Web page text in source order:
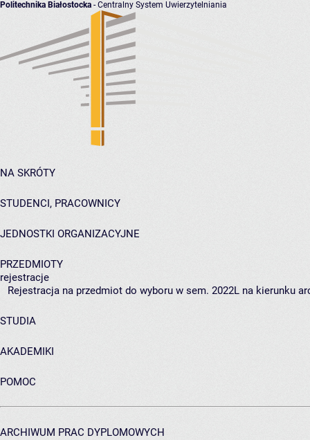
Politechnika Białostocka - Centralny System Uwierzytelniania
NA SKRÓTY
STUDENCI, PRACOWNICY
JEDNOSTKI ORGANIZACYJNE
PRZEDMIOTY
rejestracje
Rejestracja na przedmiot do wyboru w sem. 2022L na kierunku
STUDIA
AKADEMIKI
POMOC
ARCHIWUM PRAC DYPLOMOWYCH